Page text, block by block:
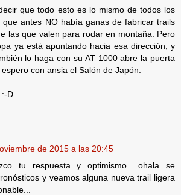
que todo esto es lo mismo de todos los
que antes NO había ganas de fabricar trails
las que valen para rodar en montaña. Pero
ya está apuntando hacia esa dirección, y
lo haga con su AT 1000 abre la puerta
con ansia el Salón de Japón.
:-D
de 2015 a las 20:45
tu respuesta y optimismo.. ohala se
y veamos alguna nueva trail ligera